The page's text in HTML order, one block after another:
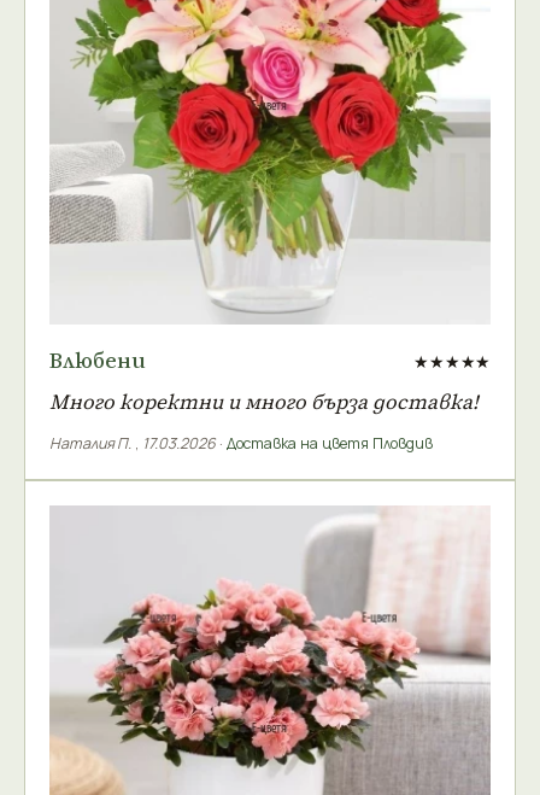
Влюбени ★★★★★
Много коректни и много бърза доставка!
Наталия П. , 17.03.2026 · Доставка на цветя Пловдив